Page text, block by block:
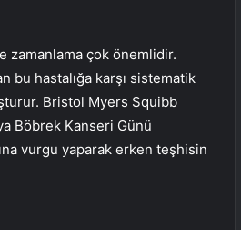
zamanlama çok önemlidir.
bu hastalığa karşı sistematik
Bristol Myers Squibb
Böbrek Kanseri Günü
vurgu yaparak erken teşhisin